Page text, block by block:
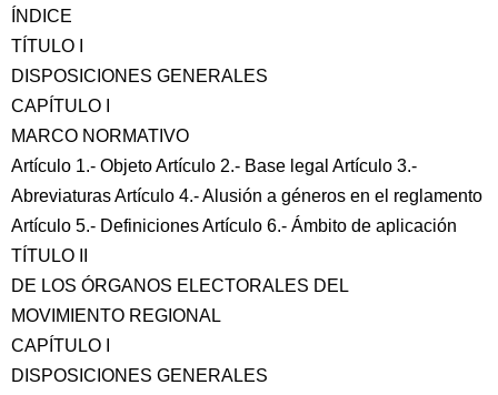
ÍNDICE
TÍTULO I
DISPOSICIONES GENERALES
CAPÍTULO I
MARCO NORMATIVO
Artículo 1.- Objeto Artículo 2.- Base legal Artículo 3.-
Abreviaturas Artículo 4.- Alusión a géneros en el reglamento
Artículo 5.- Definiciones Artículo 6.- Ámbito de aplicación
TÍTULO II
DE LOS ÓRGANOS ELECTORALES DEL
MOVIMIENTO REGIONAL
CAPÍTULO I
DISPOSICIONES GENERALES